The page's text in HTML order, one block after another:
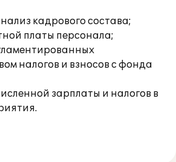
кадрового состава;
платы персонала;
налогов и взносов с фонда
зарплаты и налогов в